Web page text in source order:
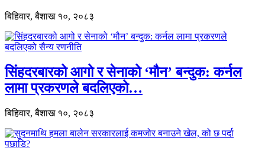
बिहिवार, बैशाख १०, २०८३
सिंहदरबारको आगो र सेनाको ‘मौन’ बन्दुक: कर्नल
लामा प्रकरणले बदलिएको…
बिहिवार, बैशाख १०, २०८३